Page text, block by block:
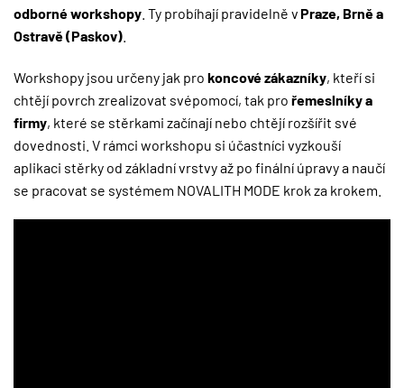
odborné workshopy . Ty probíhají pravidelně vPraze, Brně a
Ostravě (Paskov)
Workshopy jsou určeny jak pro koncové zákazníky, kteří si
chtějí povrch zrealizovat svépomocí, tak pro řemeslníky a
firmy, které se stěrkami začínají nebo chtějí rozšířit své
dovednosti. V rámci workshopu si účastníci vyzkouší
aplikaci stěrky od základní vrstvy až po finální úpravy a naučí
se pracovat se systémem NOVALITH MODE krok za krokem.